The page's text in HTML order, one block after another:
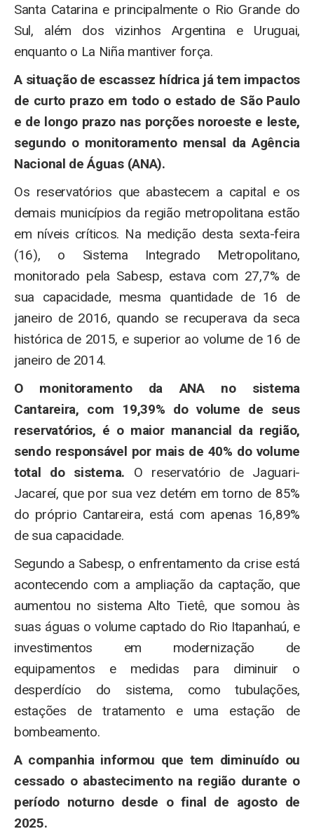
Santa Catarina e principalmente o Rio Grande do
Sul, além dos vizinhos Argentina e Uruguai,
enquanto o La Niña mantiver força.
A situação de escassez hídrica já tem impactos
de curto prazo em todo o estado de São Paulo
e de longo prazo nas porções noroeste e leste,
segundo o monitoramento mensal da Agência
Nacional de Águas (ANA).
Os reservatórios que abastecem a capital e os
demais municípios da região metropolitana estão
em níveis críticos. Na medição desta sexta-feira
(16), o Sistema Integrado Metropolitano,
monitorado pela Sabesp, estava com 27,7% de
sua capacidade, mesma quantidade de 16 de
janeiro de 2016, quando se recuperava da seca
histórica de 2015, e superior ao volume de 16 de
janeiro de 2014.
O monitoramento da ANA no sistema
Cantareira, com 19,39% do volume de seus
reservatórios, é o maior manancial da região,
sendo responsável por mais de 40% do volume
total do sistema. O reservatório de Jaguari-
Jacareí, que por sua vez detém em torno de 85%
do próprio Cantareira, está com apenas 16,89%
de sua capacidade.
Segundo a Sabesp, o enfrentamento da crise está
acontecendo com a ampliação da captação, que
aumentou no sistema Alto Tietê, que somou às
suas águas o volume captado do Rio Itapanhaú, e
investimentos em modernização de
equipamentos e medidas para diminuir o
desperdício do sistema, como tubulações,
estações de tratamento e uma estação de
bombeamento.
A companhia informou que tem diminuído ou
cessado o abastecimento na região durante o
período noturno desde o final de agosto de
2025.